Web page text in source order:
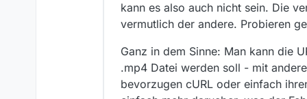
kann es also auch nicht sein. Die
vermutlich der andere. Probieren
Ganz in dem Sinne: Man kann die
.mp4 Datei werden soll - mit
bevorzugen cURL oder einfach